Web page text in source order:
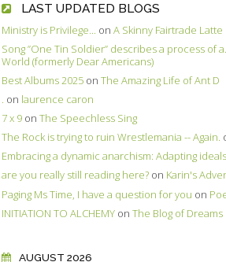
LAST UPDATED BLOGS
Ministry is Privilege... on A Skinny Fairtrade
Song ”One Tin Soldier” describes a process of
World (formerly Dear Americans)
Best Albums 2025 on The Amazing Life of Ant D
. on laurence caron
7 x 9 on The Speechless Sing
The Rock is trying to ruin Wrestlemania -- Again.
Embracing a dynamic anarchism: Adapting
are you really still reading here? on Karin's
Paging Ms Time, I have a question for you on
INITIATION TO ALCHEMY on The Blog of
AUGUST 2026